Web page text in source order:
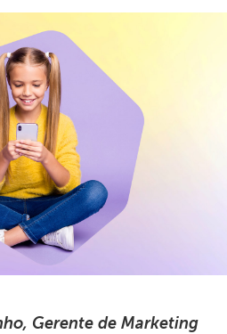
Gerente de Marketing